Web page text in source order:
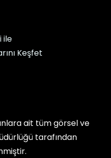
ile
Keşfet
ait tüm görsel ve
tarafından